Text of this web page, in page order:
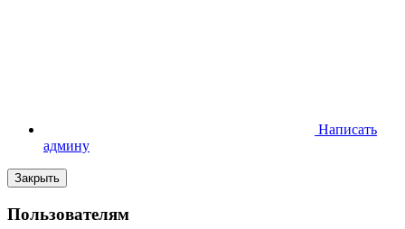
Написать
админу
Закрыть
Пользователям